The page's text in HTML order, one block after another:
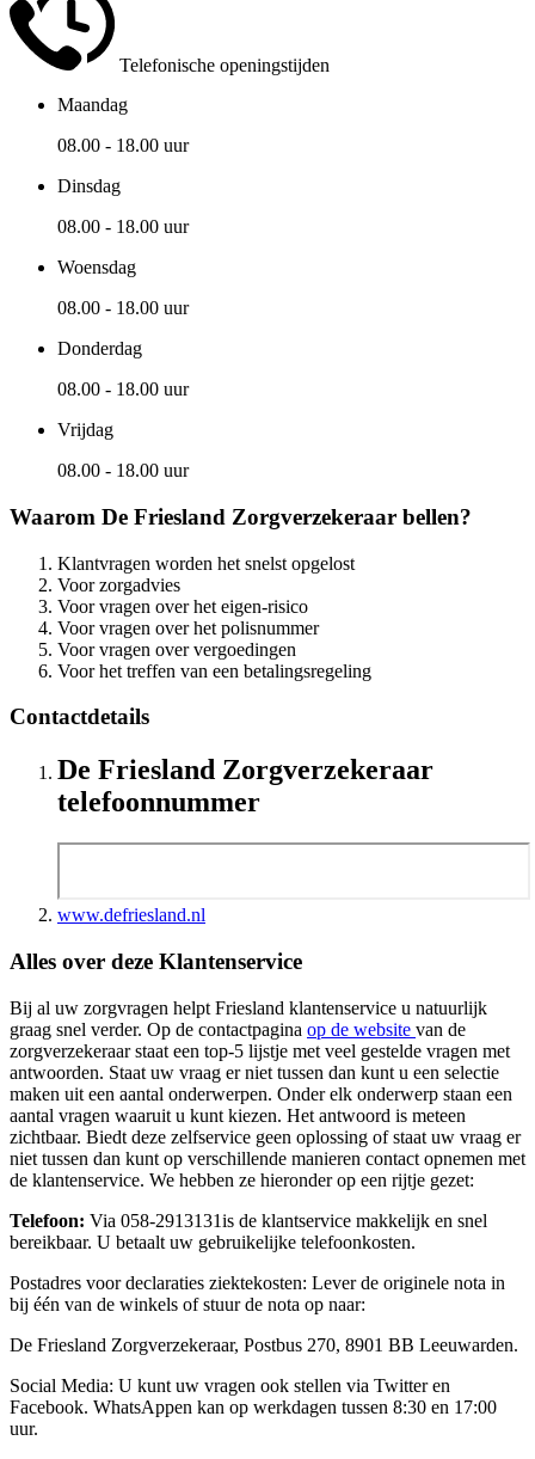
Telefonische openingstijden
Maandag
08.00 - 18.00 uur
Dinsdag
08.00 - 18.00 uur
Woensdag
08.00 - 18.00 uur
Donderdag
08.00 - 18.00 uur
Vrijdag
08.00 - 18.00 uur
Waarom De Friesland Zorgverzekeraar bellen?
Klantvragen worden het snelst opgelost
Voor zorgadvies
Voor vragen over het eigen-risico
Voor vragen over het polisnummer
Voor vragen over vergoedingen
Voor het treffen van een betalingsregeling
Contactdetails
De Friesland Zorgverzekeraar
telefoonnummer
www.defriesland.nl
Alles over deze Klantenservice
Bij al uw zorgvragen helpt Friesland klantenservice u natuurlijk
graag snel verder. Op de contactpagina op de website van de
zorgverzekeraar staat een top-5 lijstje met veel gestelde vragen met
antwoorden. Staat uw vraag er niet tussen dan kunt u een selectie
maken uit een aantal onderwerpen. Onder elk onderwerp staan een
aantal vragen waaruit u kunt kiezen. Het antwoord is meteen
zichtbaar. Biedt deze zelfservice geen oplossing of staat uw vraag er
niet tussen dan kunt op verschillende manieren contact opnemen met
de klantenservice. We hebben ze hieronder op een rijtje gezet:
Telefoon: Via 058-2913131is de klantservice makkelijk en snel
bereikbaar. U betaalt uw gebruikelijke telefoonkosten.
Postadres voor declaraties ziektekosten: Lever de originele nota in
bij één van de winkels of stuur de nota op naar:
De Friesland Zorgverzekeraar, Postbus 270, 8901 BB Leeuwarden.
Social Media: U kunt uw vragen ook stellen via Twitter en
Facebook. WhatsAppen kan op werkdagen tussen 8:30 en 17:00
uur.